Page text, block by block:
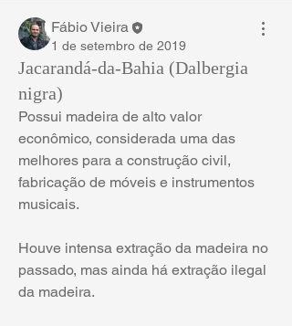
Fábio Vieira
1 de setembro de 2019
Jacarandá-da-Bahia (Dalbergia
nigra)
Possui madeira de alto valor
econômico, considerada uma das
melhores para a construção civil,
fabricação de móveis e instrumentos
musicais.
Houve intensa extração da madeira no
passado, mas ainda há extração ilegal
da madeira.